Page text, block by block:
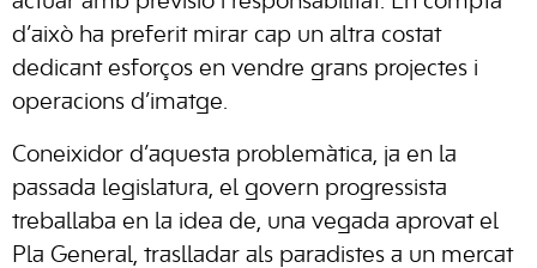
d’això ha preferit mirar cap un altra costat
dedicant esforços en vendre grans projectes i
operacions d’imatge.
Coneixidor d’aquesta problemàtica, ja en la
passada legislatura, el govern progressista
treballaba en la idea de, una vegada aprovat el
Pla General, traslladar als paradistes a un mercat